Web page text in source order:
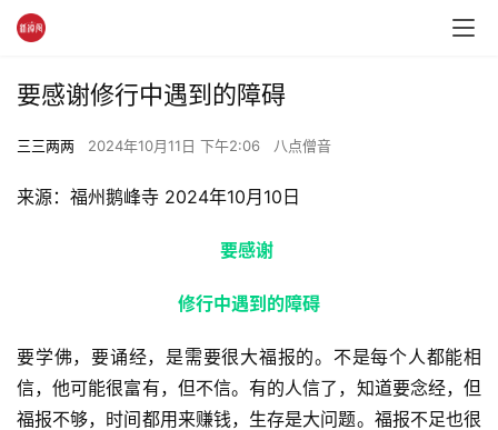
要感谢修行中遇到的障碍
三三两两 2024年10月11日 下午2:06 八点僧音
来源：福州鹅峰寺 2024年10月10日
要感谢
修行中遇到的障碍
要学佛，要诵经，是需要很大福报的。不是每个人都能相
信，他可能很富有，但不信。有的人信了，知道要念经，但
福报不够，时间都用来赚钱，生存是大问题。福报不足也很